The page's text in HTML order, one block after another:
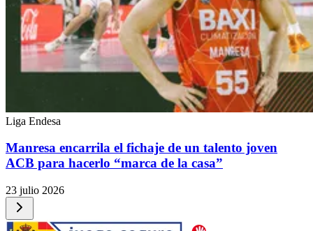
Liga Endesa
Manresa encarrila el fichaje de un talento joven
ACB para hacerlo “marca de la casa”
23 julio 2026